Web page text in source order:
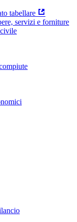
tabellare
servizi e forniture